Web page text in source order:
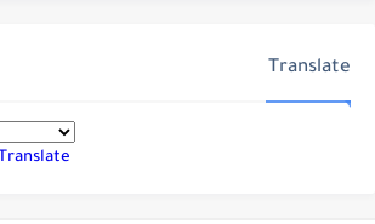
Translate
Translate